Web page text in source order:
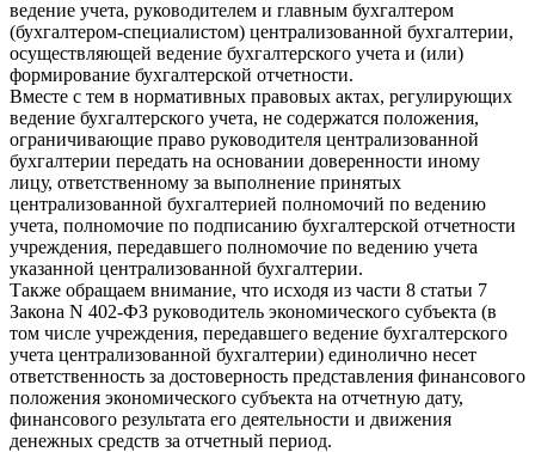
ведение учета, руководителем и главным бухгалтером
(бухгалтером-специалистом) централизованной бухгалтерии,
осуществляющей ведение бухгалтерского учета и (или)
формирование бухгалтерской отчетности.
Вместе с тем в нормативных правовых актах, регулирующих
ведение бухгалтерского учета, не содержатся положения,
ограничивающие право руководителя централизованной
бухгалтерии передать на основании доверенности иному
лицу, ответственному за выполнение принятых
централизованной бухгалтерией полномочий по ведению
учета, полномочие по подписанию бухгалтерской отчетности
учреждения, передавшего полномочие по ведению учета
указанной централизованной бухгалтерии.
Также обращаем внимание, что исходя из части 8 статьи 7
Закона N 402-ФЗ руководитель экономического субъекта (в
том числе учреждения, передавшего ведение бухгалтерского
учета централизованной бухгалтерии) единолично несет
ответственность за достоверность представления финансового
положения экономического субъекта на отчетную дату,
финансового результата его деятельности и движения
денежных средств за отчетный период.